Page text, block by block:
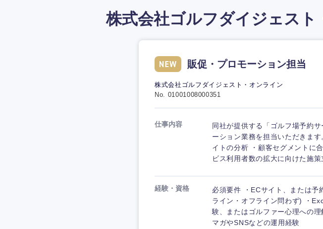
株式会社ゴルフダイジェスト
販促・プロモーション担当
株式会社ゴルフダイジェスト・オンライン
No. 01001008000351
仕事内容
同社が提供する「ゴルフ場予約
ーション業務を担当いただきま
イトの分析 ・顧客セグメントに
ビス利用者数の拡大に向けた施
経験・資格
必須要件 ・ECサイト、または予
ライン・オフライン問わず) ・
験、またはゴルファー心理への
マガやSNSなどの運用経験